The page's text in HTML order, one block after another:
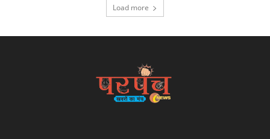
Load more